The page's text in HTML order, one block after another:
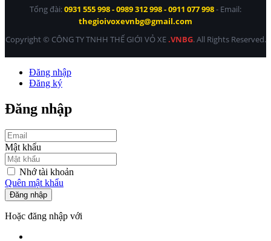
Tổng đài:0931 555 998 - 0989 312 998 - 0911 077 998- Email:
thegioivoxevnbg@gmail.com
Copyright © CÔNG TY TNHH THẾ GIỚI VỎ XE.VNBG. All Rights Reserved.
Đăng nhập
Đăng ký
Đăng nhập
Mật khẩu
Nhớ tài khoản
Quên mật khẩu
Đăng nhập
Hoặc đăng nhập với